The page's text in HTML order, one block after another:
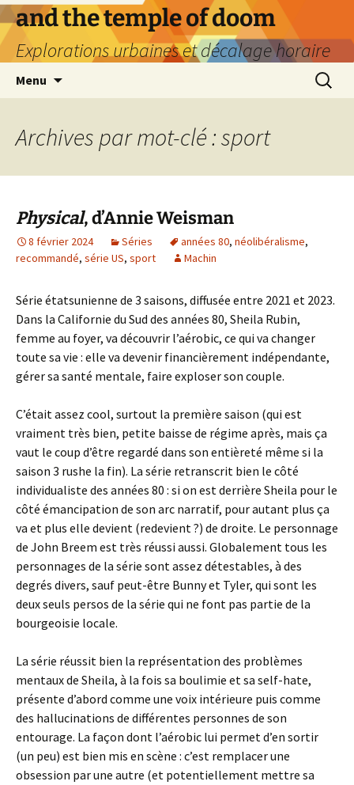
Aller
au
contenu
and the temple of doom
Explorations urbaines et décalage horaire
Menu
Archives par mot-clé : sport
Physical, d’Annie Weisman
8 février 2024 Séries années 80, néolibéralisme,
recommandé, série US, sport Machin
Série étatsunienne de 3 saisons, diffusée entre 2021 et 2023.
Dans la Californie du Sud des années 80, Sheila Rubin,
femme au foyer, va découvrir l’aérobic, ce qui va changer
toute sa vie : elle va devenir financièrement indépendante,
gérer sa santé mentale, faire exploser son couple.
C’était assez cool, surtout la première saison (qui est
vraiment très bien, petite baisse de régime après, mais ça
vaut le coup d’être regardé dans son entièreté même si la
saison 3 rushe la fin). La série retranscrit bien le côté
individualiste des années 80 : si on est derrière Sheila pour le
côté émancipation de son arc narratif, pour autant plus ça
va et plus elle devient (redevient ?) de droite. Le personnage
de John Breem est très réussi aussi. Globalement tous les
personnages de la série sont assez détestables, à des
degrés divers, sauf peut-être Bunny et Tyler, qui sont les
deux seuls persos de la série qui ne font pas partie de la
bourgeoisie locale.
La série réussit bien la représentation des problèmes
mentaux de Sheila, à la fois sa boulimie et sa self-hate,
présente d’abord comme une voix intérieure puis comme
des hallucinations de différentes personnes de son
entourage. La façon dont l’aérobic lui permet d’en sortir
(un peu) est bien mis en scène : c’est remplacer une
obsession par une autre (et potentiellement mettre sa